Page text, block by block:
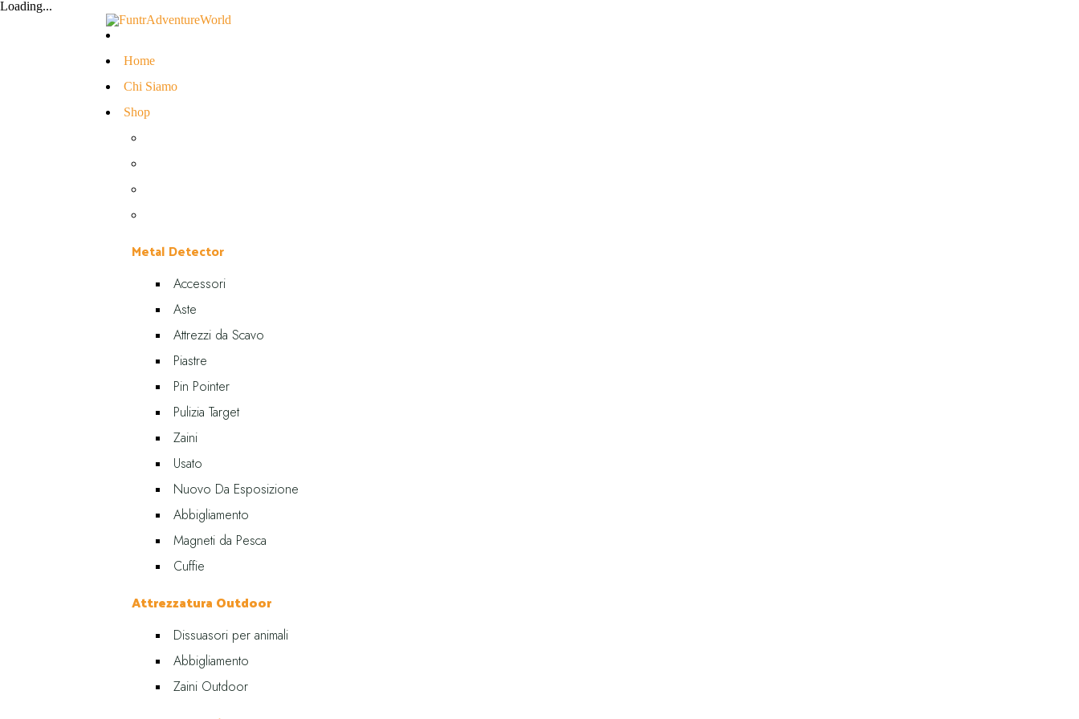
Loading...
Home
Chi Siamo
Shop
Metal Detector
Accessori
Aste
Attrezzi da Scavo
Piastre
Pin Pointer
Pulizia Target
Zaini
Usato
Nuovo Da Esposizione
Abbigliamento
Magneti da Pesca
Cuffie
Attrezzatura Outdoor
Dissuasori per animali
Abbigliamento
Zaini Outdoor